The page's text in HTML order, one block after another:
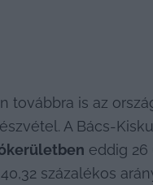
továbbra is az
A Bács-
eddig 26
százalékos